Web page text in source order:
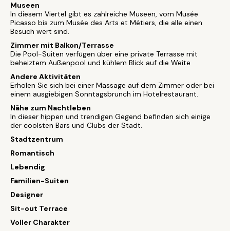
Museen
In diesem Viertel gibt es zahlreiche Museen, vom Musée
Picasso bis zum Musée des Arts et Métiers, die alle einen
Besuch wert sind.
Zimmer mit Balkon/Terrasse
Die Pool-Suiten verfügen über eine private Terrasse mit
beheiztem Außenpool und kühlem Blick auf die Weite
Andere Aktivitäten
Erholen Sie sich bei einer Massage auf dem Zimmer oder bei
einem ausgiebigen Sonntagsbrunch im Hotelrestaurant.
Nähe zum Nachtleben
In dieser hippen und trendigen Gegend befinden sich einige
der coolsten Bars und Clubs der Stadt.
Stadtzentrum
Romantisch
Lebendig
Familien-Suiten
Designer
Sit-out Terrace
Voller Charakter